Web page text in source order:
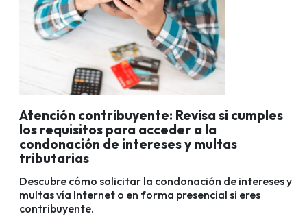
Atención contribuyente: Revisa si cumples
los requisitos para acceder a la
condonación de intereses y multas
tributarias
Descubre cómo solicitar la condonación de intereses y
multas vía Internet o en forma presencial si eres
contribuyente.